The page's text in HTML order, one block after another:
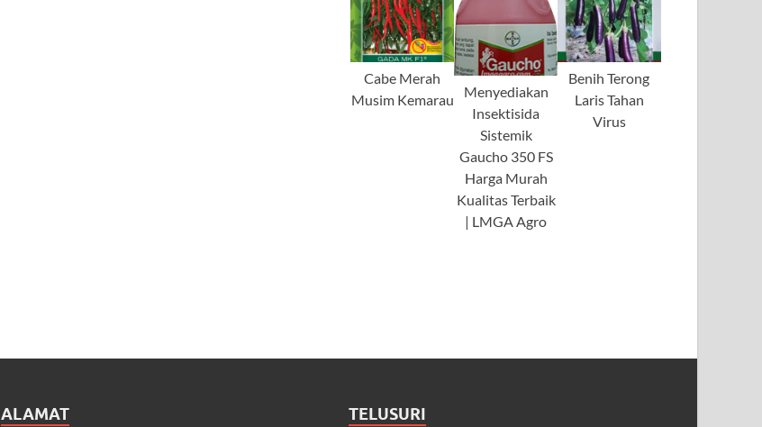
Cabe Merah
Musim Kemarau
Menyediakan
Insektisida
Sistemik
Gaucho 350 FS
Harga Murah
Kualitas Terbaik
| LMGA Agro
Benih Terong
Laris Tahan
Virus
ALAMAT TELUSURI